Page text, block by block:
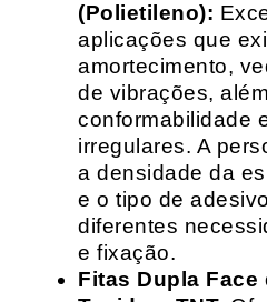
(Polietileno):
aplicações que
amortecimento,
de vibrações,
conformabilidade
irregulares. A
a densidade da
e o tipo de
diferentes
e fixação.
Fitas Dupla Face